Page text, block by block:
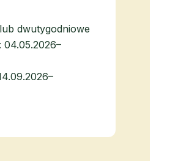
dwutygodniowe
04.05.2026–